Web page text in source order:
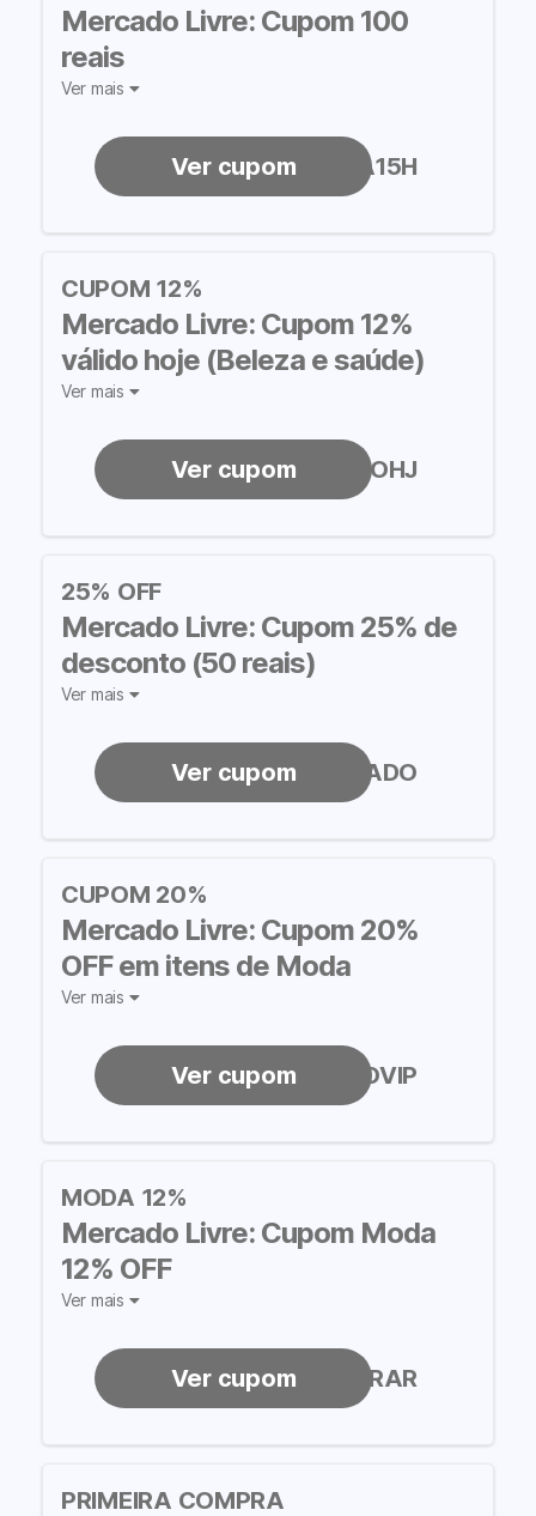
Mercado Livre: Cupom 100
reais
Ver mais
BORA15H
CUPOM 12%
Mercado Livre: Cupom 12%
válido hoje (Beleza e saúde)
Ver mais
PROMOHJ
25% OFF
Mercado Livre: Cupom 25% de
desconto (50 reais)
Ver mais
ALIADO
CUPOM 20%
Mercado Livre: Cupom 20%
OFF em itens de Moda
Ver mais
PROMOVIP
MODA 12%
Mercado Livre: Cupom Moda
12% OFF
Ver mais
BORACOMPRAR
PRIMEIRA COMPRA